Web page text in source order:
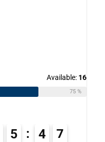
Available: 16
75 %
5 4 7